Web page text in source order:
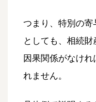
つまり、特別の寄
としても、相続
因果関係がなけ
れません。